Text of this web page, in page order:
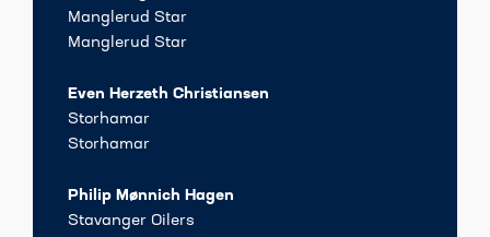
Manglerud Star
Manglerud Star
Even Herzeth Christiansen
Storhamar
Storhamar
Philip Mønnich Hagen
Stavanger Oilers